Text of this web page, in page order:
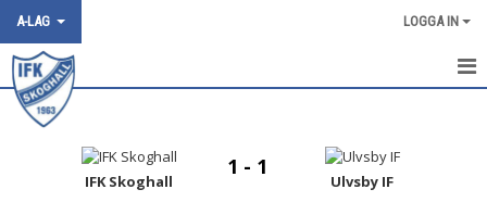
A-LAG LOGGA IN
HEM
IFK Skoghall
1 - 1
Ulvsby IF